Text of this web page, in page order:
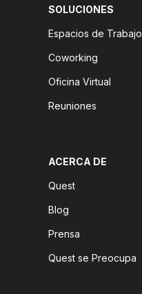
SOLUCIONES
Espacios de Trabajo
Coworking
Oficina Virtual
Reuniones
ACERCA DE
Quest
Blog
Prensa
Quest se Preocupa